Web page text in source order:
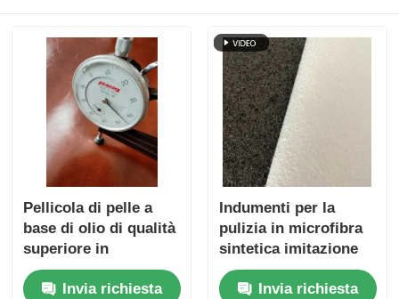
Pellicola di pelle a
base di olio di qualità
superiore in
microfibra classica
da 1,4 mmInvia richiesta
Indumenti per la
pulizia in microfibra
sintetica imitazione
suede
Invia richiesta